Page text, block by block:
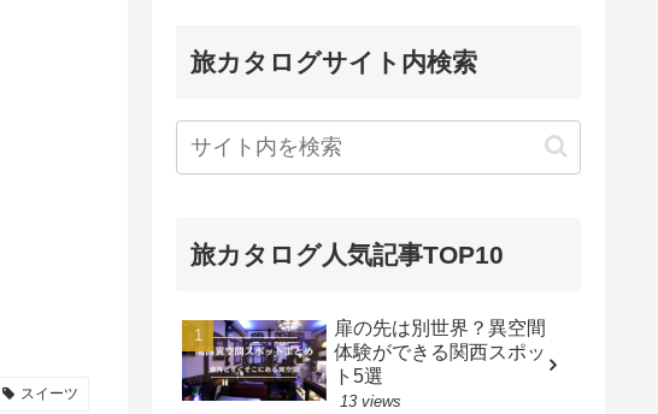
スイーツ
旅カタログサイト内検索
旅カタログ人気記事TOP10
扉の先は別世界？異空間
体験ができる関西スポッ
ト5選
13 views